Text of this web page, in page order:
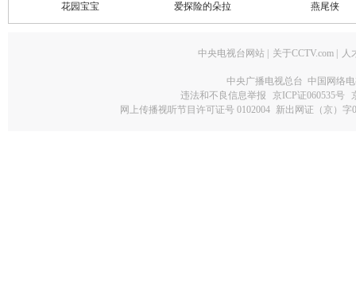
花园宝宝 爱探险的朵拉 燕尾侠
中央电视台网站 关于CCTV.com 人
中央广播电视总台 中国网络
违法和不良信息举报
京ICP证060535号
网上传播视听节目许可证号 0102004 新出网证（京）